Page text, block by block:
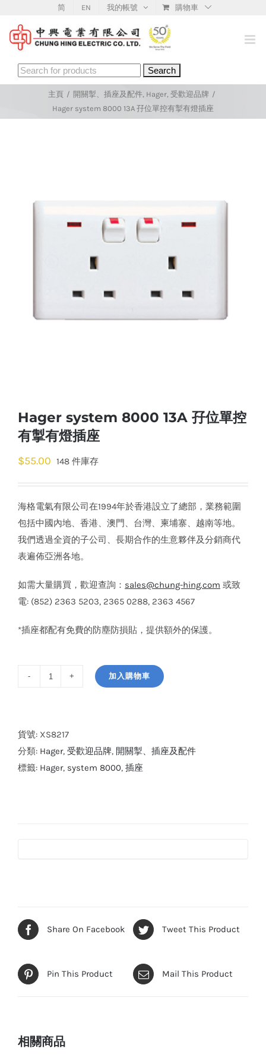
content
简 EN 我的帳號 購物車
Search
for:
主頁 / 開關掣、插座及配件, Hager, 受歡迎品牌 /
Hager system 8000 13A 孖位單控有掣有燈插座
Hager system 8000 13A 孖位單控
有掣有燈插座
$55.00 148 件庫存
海格電氣有限公司在1994年於香港設立了總部，業務範圍
包括中國內地、香港、澳門、台灣、柬埔寨、越南等地。
我們透過全資的子公司、長期合作的生意夥伴及分銷商代
表遍佈亞洲各地。
如需大量購買，歡迎查詢： sales@chung-hing.com 或致
電: (852) 2363 5203, 2365 0288, 2363 4567
*插座都配有免費的防塵防損貼，提供額外的保護。
13A
孖
位
量
加入購物車
貨號: XS8217
分類: Hager, 受歡迎品牌, 開關掣、插座及配件
標籤: Hager, system 8000, 插座
Share On Facebook Tweet This Product
Pin This Product Mail This Product
相關商品